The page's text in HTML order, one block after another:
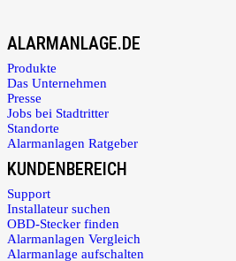
ALARMANLAGE.DE
Produkte
Das Unternehmen
Presse
Jobs bei Stadtritter
Standorte
Alarmanlagen Ratgeber
KUNDENBEREICH
Support
Installateur suchen
OBD-Stecker finden
Alarmanlagen Vergleich
Alarmanlage aufschalten